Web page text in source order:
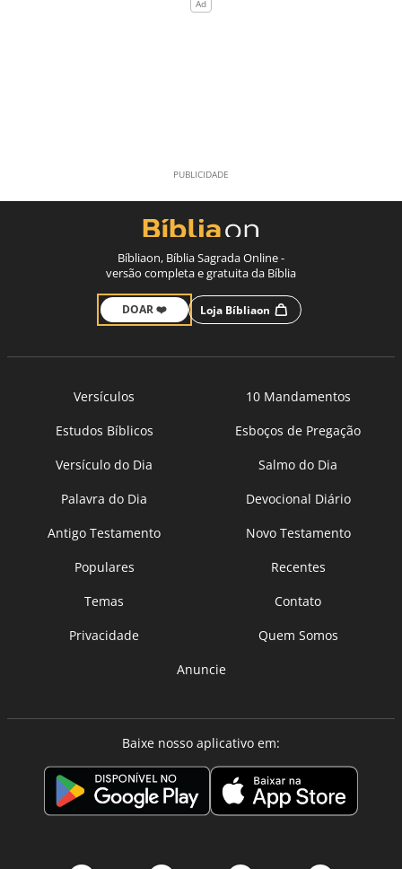
Bíbliaon, Bíblia Sagrada Online -
versão completa e gratuita da Bíblia
DOAR ❤️ Loja Bíbliaon
Versículos
10 Mandamentos
Estudos Bíblicos
Esboços de Pregação
Versículo do Dia
Salmo do Dia
Palavra do Dia
Devocional Diário
Antigo Testamento
Novo Testamento
Populares
Recentes
Temas
Contato
Privacidade
Quem Somos
Anuncie
Baixe nosso aplicativo em: